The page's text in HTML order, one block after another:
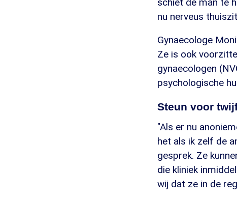
nu nerveus
Gynaecologe
Ze is ook
gynaecologen
psychologische
Steun voor
"Als er nu
het als ik zelf de
gesprek. Ze
die kliniek
wij dat ze in de